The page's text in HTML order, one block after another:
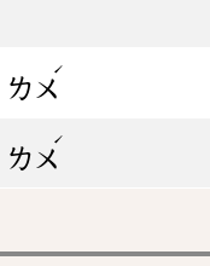
ㄌㄨ
ˊ
ㄌㄨ
ˊ